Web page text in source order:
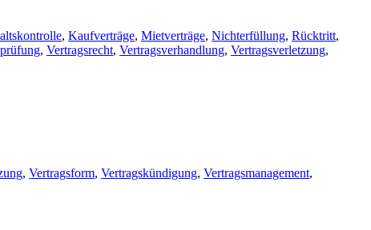
, Kaufverträge, Mietverträge, Nichterfüllung, Rücktritt,
, Vertragsrecht, Vertragsverhandlung, Vertragsverletzung,
, Vertragsform, Vertragskündigung, Vertragsmanagement,